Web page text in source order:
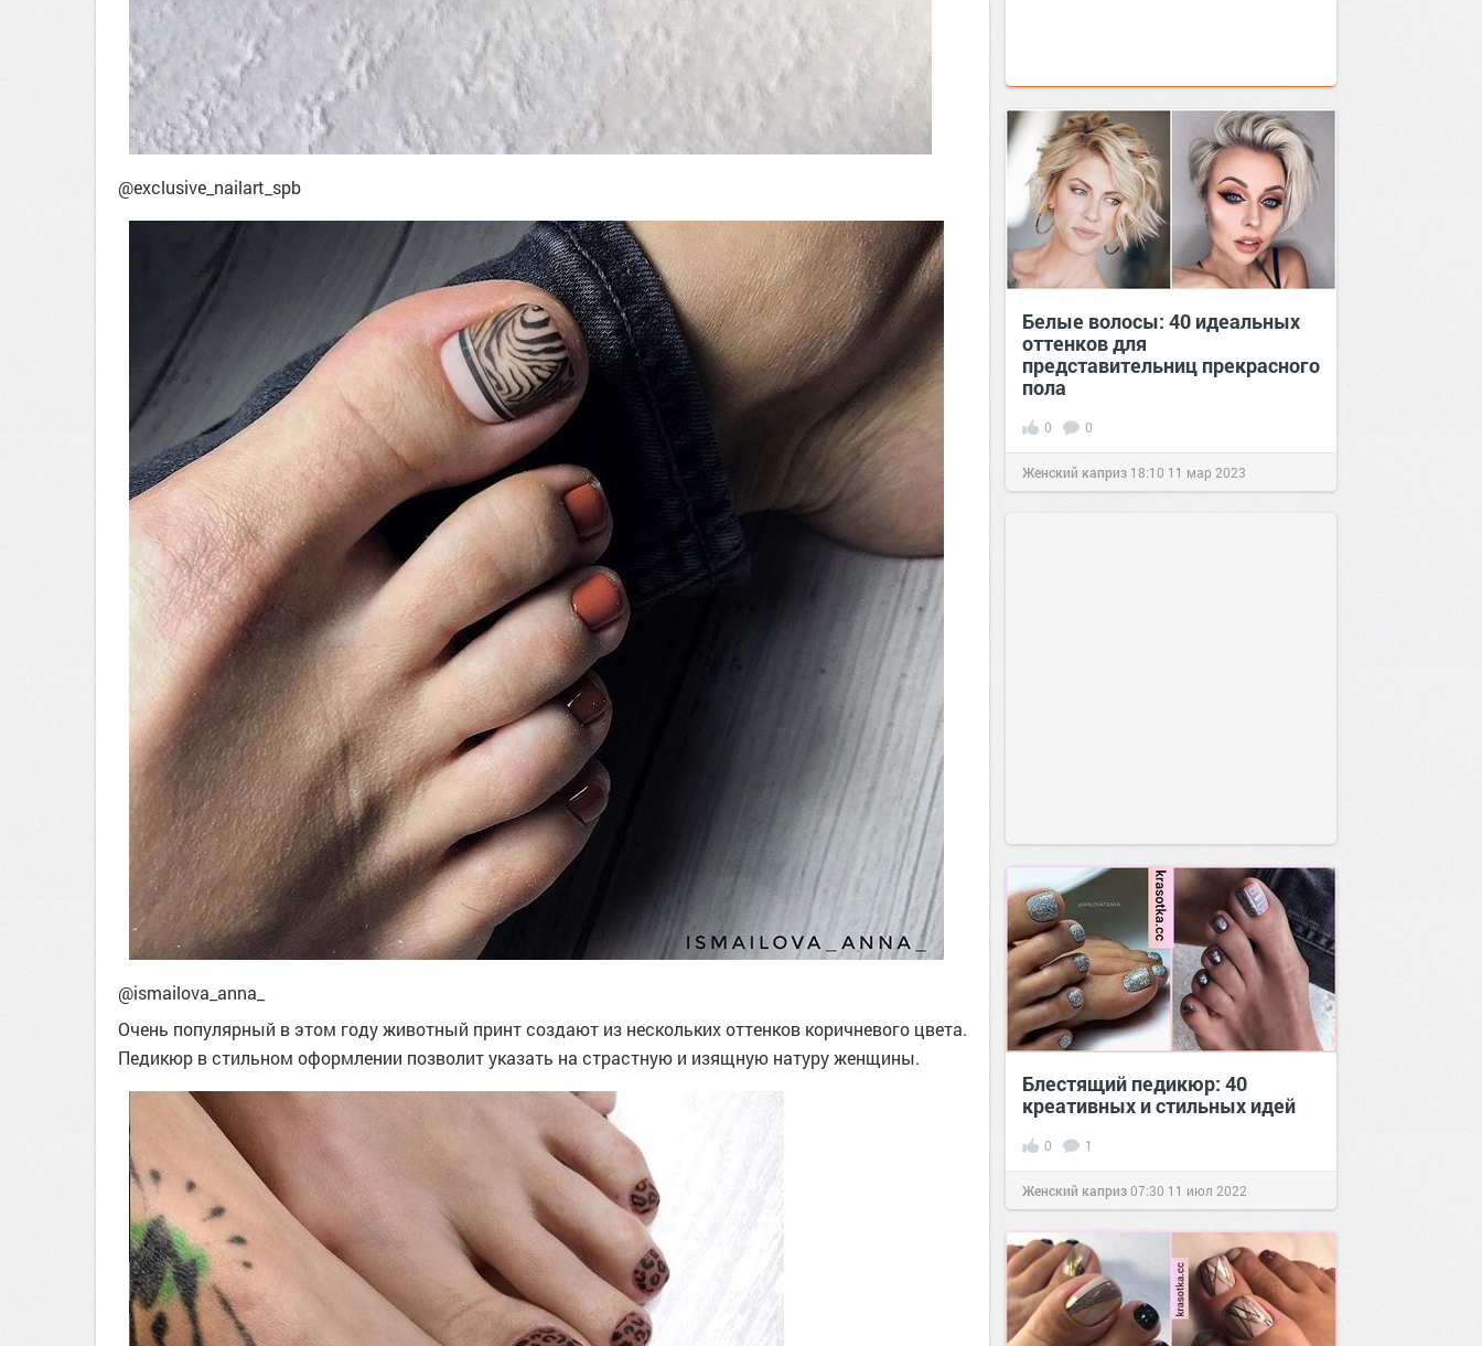
@exclusive_nailart_spb
@ismailova_anna_
Очень популярный в этом году животный принт создают из нескольких оттенков коричневого цвета.
Педикюр в стильном оформлении позволит указать на страстную и изящную натуру женщины.
Белые волосы: 40 идеальных
оттенков для
представительниц прекрасного
пола
0 0
Женский каприз 18:10 11 мар 2023
Блестящий педикюр: 40
креативных и стильных идей
0 1
Женский каприз07:30 11 июл 2022